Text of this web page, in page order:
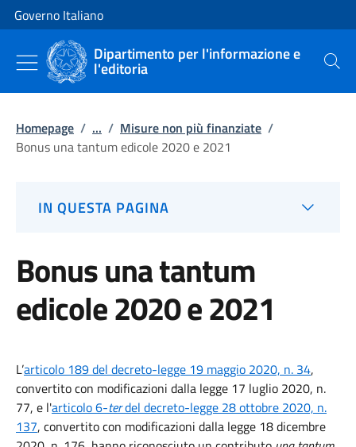
Vai al contenuto
Vai alla navigazione del sito
Governo Italiano
Dipartimento per l'informazione e
l'editoria Cerca
Homepage / ... / Misure non più finanziate /
Bonus una tantum edicole 2020 e 2021
IN QUESTA PAGINA
Bonus una tantum
edicole 2020 e 2021
L’articolo 189 del decreto-legge 19 maggio 2020, n. 34,
convertito con modificazioni dalla legge 17 luglio 2020, n.
77, e l'articolo 6-terdel decreto-legge 28 ottobre 2020, n.
137, convertito con modificazioni dalla legge 18 dicembre